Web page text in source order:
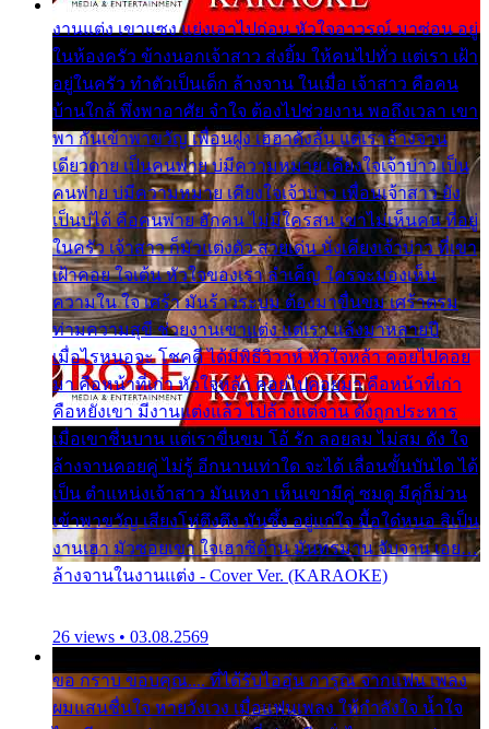
งานแต่ง เขาแซง แย่งเอาไปก่อน หัวใจอาวรณ์ มาซ่อน อยู่
ในห้องครัว ข้างนอกเจ้าสาว ส่งยิ้ม ให้คนไปทั่ว แต่เรา เฝ้า
อยู่ในครัว ทำตัวเป็นเด็ก ล้างจาน ในเมื่อ เจ้าสาว คือคน
บ้านใกล้ พึ่งพาอาศัย จำใจ ต้องไปช่วยงาน พอถึงเวลา เขา
พา กันเข้าพาขวัญ เพื่อนฝูง เฮฮาดังลั่น แต่เราล้างจาน
เดียวดาย เป็นคนพ่าย บ่มีความหมาย เคียงใจเจ้าบ่าว เป็น
คนพ่าย บ่มีความหมาย เคียงใจเจ้าบ่าว เพื่อนเจ้าสาว ยัง
เป็นบ่ได้ คือคนพ่าย ฮักคน ไม่มีใครสน เขาไม่เห็นคน ที่อยู่
ในครัว เจ้าสาว ก็มัวแต่งตัว สวยเด่น นั่งเคียงเจ้าบ่าว ที่เขา
เฝ้าคอย ใจเต้น หัวใจของเรา ลำเค็ญ ใครจะมองเห็น
ความใน ใจ เศร้า มันร้าวระบม ต้องมาขื่นขม เศร้าตรม
ท่ามความสุขี ช่วยงานเขาแต่ง แต่เรา แล้งมาหลายปี
เมื่อไรหนอจะ โชคดี ได้มีพิธีวิวาห์ หัวใจหล้า คอยไปคอย
มา คือหน้าที่เก่า หัวใจหล้า คอยไปคอยมา คือหน้าที่เก่า
คือหยังเขา มีงานแต่งแล้ว ไปล้างแต่จาน ดั่งถูกประหาร
เมื่อเขาชื่นบาน แต่เราขื่นขม โอ้ รัก ลอยลม ไม่สม ดัง ใจ
ล้างจานคอยคู่ ไม่รู้ อีกนานเท่าใด จะได้ เลื่อนขั้นบันได ได้
เป็น ตำแหน่งเจ้าสาว มันเหงา เห็นเขามีคู่ ซมดู มีคู่ก็ม่วน
เข้าพาขวัญ เสียงโห่ตึงตึง มันซึ้ง อยู่แก่ใจ มื้อใด๋หนอ สิเป็น
งานเฮา มัวซอยเขา ใจเฮาซิด้าน มันทรมาน จับจาน เอย…
ล้างจานในงานแต่ง - Cover Ver. (KARAOKE)
26 views • 03.08.2569
ขอ กราบ ขอบคุณ.... ที่ได้รับไออุ่น การุณ จากแฟน เพลง
ผมแสนชื่นใจ หายวังเวง เมื่อแฟนเพลง ให้กำลังใจ น้ำใจ